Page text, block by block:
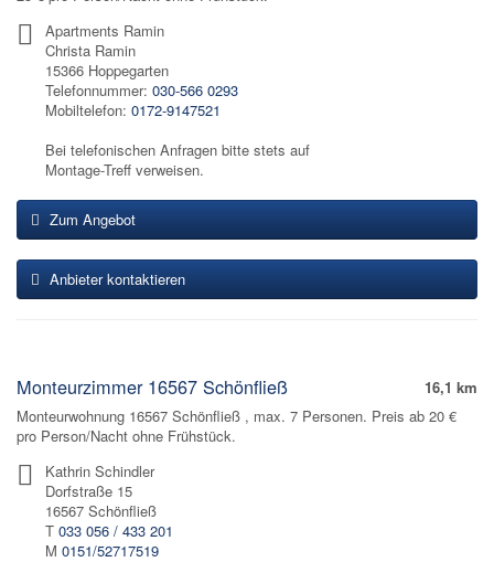
Apartments Ramin
Christa Ramin
15366 Hoppegarten
Telefonnummer: 030-566 0293
Mobiltelefon: 0172-9147521
Bei telefonischen Anfragen bitte stets auf
Montage-Treff verweisen.
Zum Angebot
Anbieter kontaktieren
16,1 km
Monteurzimmer 16567 Schönfließ
Monteurwohnung 16567 Schönfließ , max. 7 Personen. Preis ab 20 €
pro Person/Nacht ohne Frühstück.
Kathrin Schindler
Dorfstraße 15
16567 Schönfließ
T 033 056 / 433 201
M 0151/52717519